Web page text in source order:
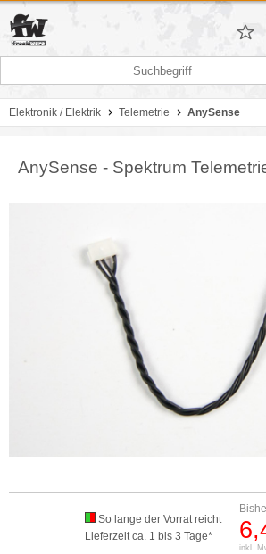
Elektronik / Elektrik Telemetrie AnySense
AnySense - Spektrum
inkl.
So lange der Vorrat reicht
Lieferzeit ca. 1 bis 3 Tage*